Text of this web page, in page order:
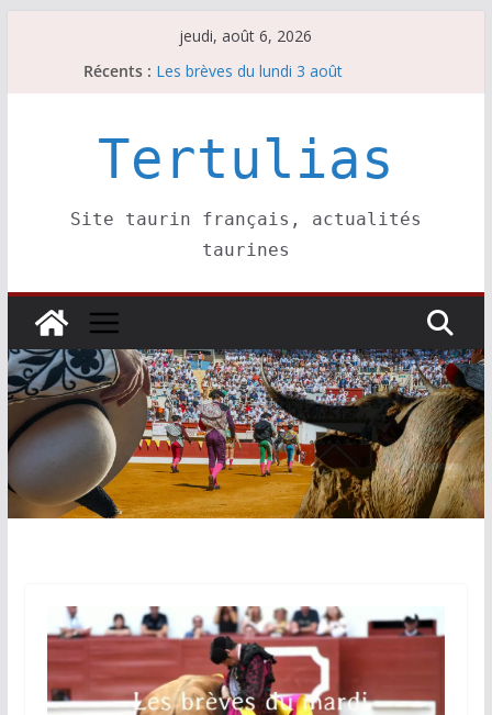
jeudi, août 6, 2026
Récents : La Sokamuturra de Pasai Donibane
Les brèves du mardi 4 août
Tertulias
Site taurin français, actualités
taurines